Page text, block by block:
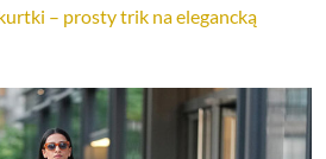
– prosty trik na elegancką